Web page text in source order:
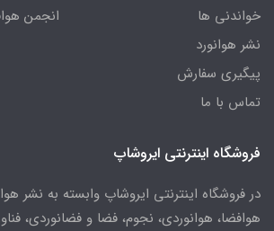
خواندنی ها
نشر هوانورد
پیگیری سفارش
تماس با ما
انجمن
فروشگاه اینترنتی ایروشاپ
در فروشگاه اینترنتی ایروشاپ وابسته به نشر
هوافضا، هوانوردی، نجوم، فضا و فضانوردی،